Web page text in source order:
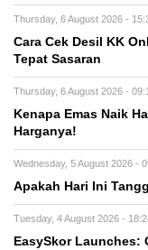
Thursday, 6 August 2026 -
Cara Cek Desil KK
Tepat Sasaran
Thursday, 6 August 2026 -
Kenapa Emas Naik
Harganya!
Wednesday, 5 August 2026 -
Apakah Hari Ini
Tuesday, 4 August 2026 -
EasySkor Launches: